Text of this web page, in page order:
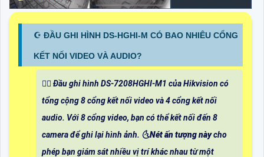
☪ ĐẦU GHI HÌNH DS-HGHI-M CÓ BAO NHIÊU CỔNG
KẾT NỐI VIDEO VÀ AUDIO?
❤️‍💋‍ Đầu ghi hình DS-7208HGHI-M1 của Hikvision có
tổng cộng 8 cổng kết nối video và 4 cổng kết nối
audio. Với 8 cổng video, bạn có thể kết nối đến 8
camera để ghi lại hình ảnh. 🌜Nét ấn tượng nàycho
phép bạn giám sát nhiều vị trí khác nhau từ một